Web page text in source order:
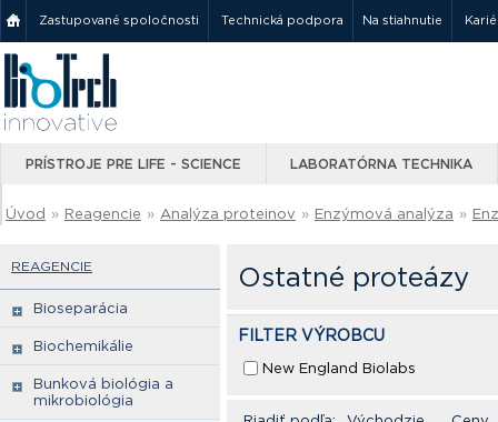
Zastupované spoločnosti Technická podpora Na stiahnutie
PRÍSTROJE PRE LIFE - SCIENCE LABORATÓRNA TECHNIKA
Úvod » Reagencie » Analýza proteinov » Enzýmová analýza »
REAGENCIE
Bioseparácia
Biochemikálie
Bunková biológia a
mikrobiológia
Ostatné proteázy
FILTER VÝROBCU
New England Biolabs